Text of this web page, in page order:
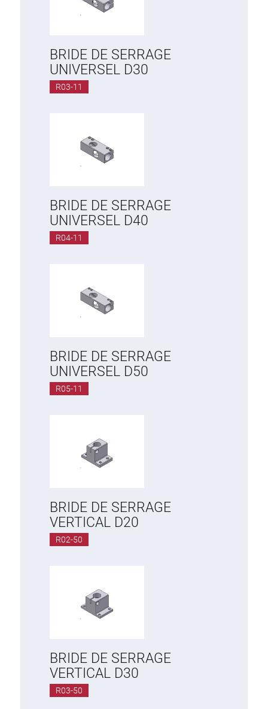
BRIDE DE SERRAGE
UNIVERSEL D30
R03-11
BRIDE DE SERRAGE
UNIVERSEL D40
R04-11
BRIDE DE SERRAGE
UNIVERSEL D50
R05-11
BRIDE DE SERRAGE
VERTICAL D20
R02-50
BRIDE DE SERRAGE
VERTICAL D30
R03-50